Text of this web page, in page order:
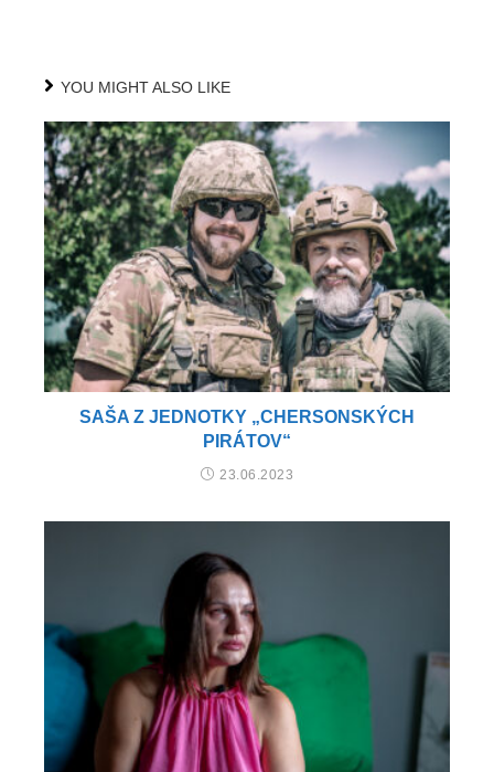
YOU MIGHT ALSO LIKE
SAŠA Z JEDNOTKY „CHERSONSKÝCH
PIRÁTOV“
23.06.2023